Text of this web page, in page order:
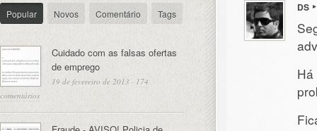
DS
Há
Popular Novos Comentário Tags
Cuidado com as falsas ofertas
de emprego
19 de fevereiro de 2013 · 174
comentários